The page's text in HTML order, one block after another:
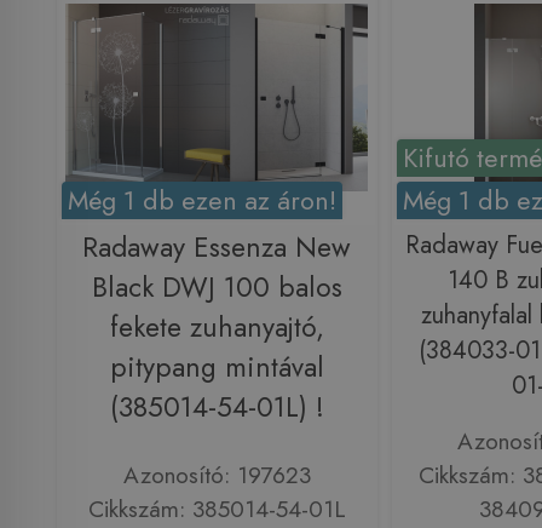
Még 1 db ezen az áron!
Radaway Essenza New
Black DWJ 100 balos
fekete zuhanyajtó,
pitypang mintával
(385014-54-01L) !
Azonosító: 197623
Cikkszám: 385014-54-01L
Kifutó
Még 1 db
Radaway
140 B
(384033-
Cikkszám: